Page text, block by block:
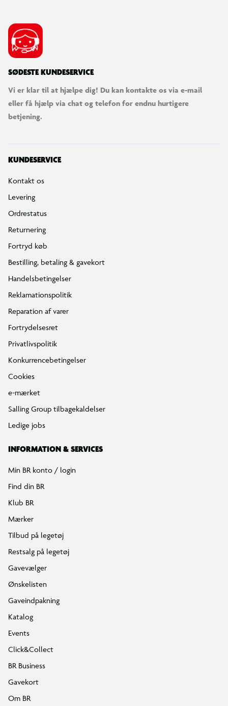
SØDESTE KUNDESERVICE
Vi er klar til at hjælpe dig! Du kan kontakte os via e-mail
eller få hjælp via chat og telefon for endnu hurtigere
betjening.
KUNDESERVICE
Kontakt os
Levering
Ordrestatus
Returnering
Fortryd køb
Bestilling, betaling & gavekort
Handelsbetingelser
Reklamationspolitik
Reparation af varer
Fortrydelsesret
Privatlivspolitik
Konkurrencebetingelser
Cookies
e-mærket
Salling Group tilbagekaldelser
Ledige jobs
INFORMATION & SERVICES
Min BR konto / login
Find din BR
Klub BR
Mærker
Tilbud på legetøj
Restsalg på legetøj
Gavevælger
Ønskelisten
Gaveindpakning
Katalog
Events
Click&Collect
BR Business
Gavekort
Om BR